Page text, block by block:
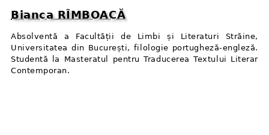
Bianca RÎMBOACĂ
Absolventă a Facultății de Limbi și Literaturi Străine,
Universitatea din București, filologie portugheză-engleză.
Studentă la Masteratul pentru Traducerea Textului Literar
Contemporan.